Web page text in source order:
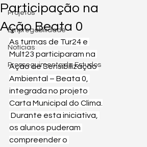
Projetos
Empregabilidade
Notícias
Prosseguimento de Estudos
Participação na
Ação Beata 0
As turmas de Tur24 e
Mult23 participaram na
Ação de Sensibilização
Ambiental – Beata 0,
integrada no projeto
Carta Municipal do Clima.
Durante esta iniciativa,
os alunos puderam
compreender o